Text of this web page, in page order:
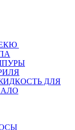
ДЛЯ